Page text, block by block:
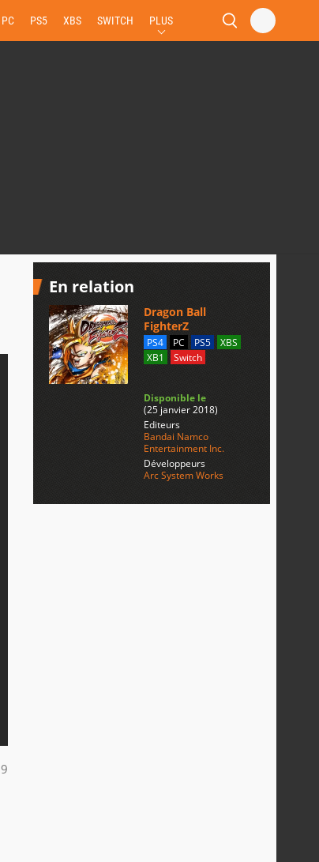
PC PS5 XBS SWITCH PLUS
En relation
Dragon Ball
FighterZ
PS4 PC PS5
XBS
XB1
Switch
Disponible le
(25 janvier 2018)
Editeurs
Bandai Namco
Entertainment Inc.
Développeurs
Arc System Works